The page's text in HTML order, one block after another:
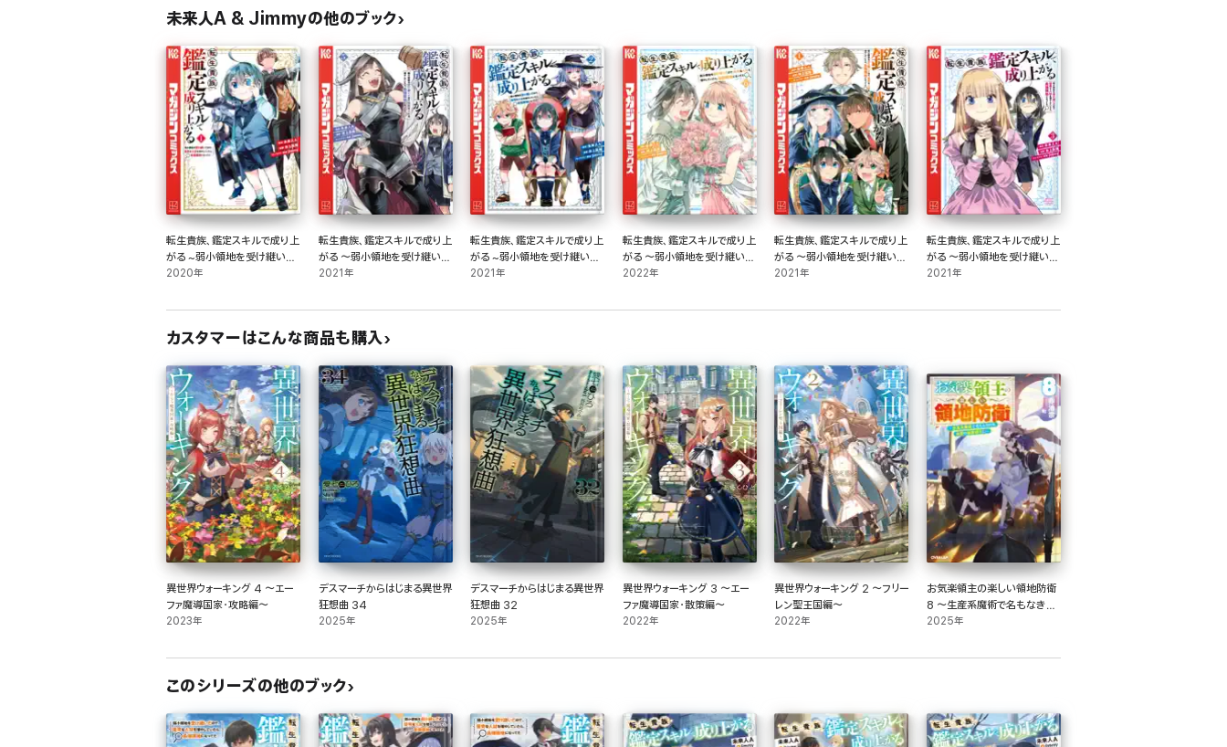
未来人A & Jimmyの他のブック
転生貴族、鑑定スキルで成り上
がる ~弱小領地を受け継いだ
ので、優秀な人材を増やしてい
2020年
転生貴族、鑑定スキルで成り上
がる ～弱小領地を受け継いだ
ので、優秀な人材を増やしてい
(5)
2021年
転生貴族、鑑定スキルで成り上
がる ~弱小領地を受け継いだ
ので、優秀な人材を増やしてい
(2)
2021年
転生貴族、鑑定スキルで成り上
がる ～弱小領地を受け継いだ
ので、優秀な人材を増やしてい
(6)
2022年
転生貴族、鑑定スキルで成り上
がる ～弱小領地を受け継いだ
ので、優秀な人材を増やしてい
(4)
2021年
転生貴族、鑑定スキルで成り上
がる ～弱小領地を受け継いだ
ので、優秀な人材を増やしてい
(3)
2021年
カスタマーはこんな商品も購入
異世界ウォーキング 4 ～エー
ファ魔導国家・攻略編～
2023年
デスマーチからはじまる異世界
狂想曲 34
2025年
デスマーチからはじまる異世界
狂想曲 32
2025年
異世界ウォーキング 3 ～エー
ファ魔導国家・散策編～
2022年
異世界ウォーキング 2 ～フリー
レン聖王国編～
2022年
お気楽領主の楽しい領地防衛
8 ～生産系魔術で名もなき村
を最強の城塞都市に～
2025年
このシリーズの他のブック